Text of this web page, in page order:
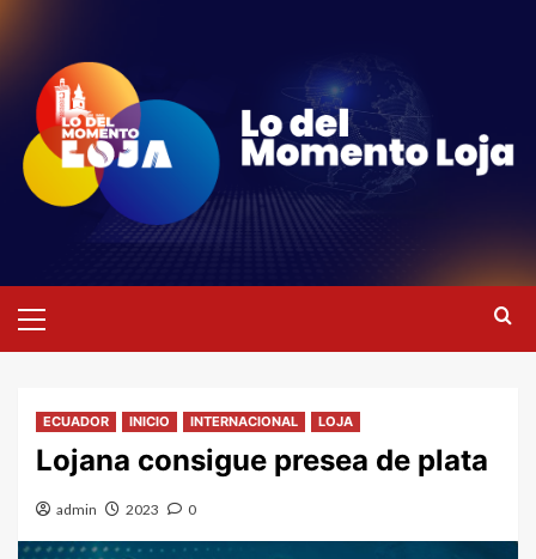
contenido
primario
ECUADOR INICIO INTERNACIONAL LOJA
Lojana consigue presea de plata
admin 2023 0